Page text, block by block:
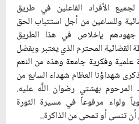
الأفراد الفاعلين في طريق
وللساعين من أجل استتباب الحق
جهودهم بإخلاص في هذا الطريق
المحترم الذي يعتبر وبفضل
وفكرية جامعة وهذه من النعم
شهداؤنا العظام شهداء السابع من
المرحوم بهشتي رضوان اللَّه عليه.
ولواء مرفوعاً في مسيرة الثورة
أن تنسى أو تمحى من الذاكرة..